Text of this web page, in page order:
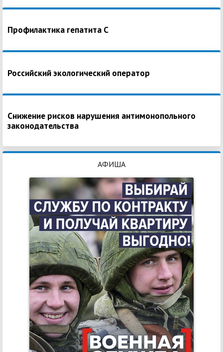
Профилактика гепатита С
Российский экологический оператор
Снижение рисков нарушения антимонопольного
законодательства
АФИША